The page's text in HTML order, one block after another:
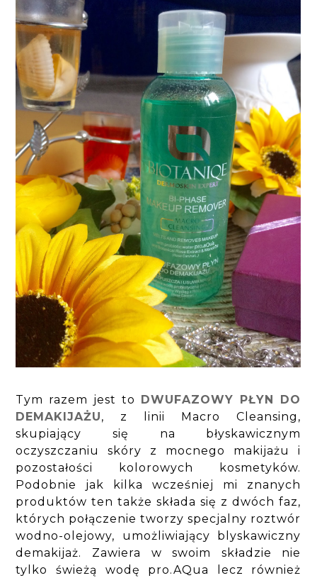
Tym razem jest to
DWUFAZOWY PŁYN DO
DEMAKIJAŻU, z linii Macro Cleansing,
skupiający się na błyskawicznym
oczyszczaniu skóry z mocnego makijażu i
pozostałości kolorowych kosmetyków.
Podobnie jak kilka wcześniej mi znanych
produktów ten także składa się z dwóch faz,
których połączenie tworzy specjalny roztwór
wodno-olejowy, umożliwiający blyskawiczny
demakijaż. Zawiera w swoim składzie nie
tylko świeżą wodę pro.AQua lecz również